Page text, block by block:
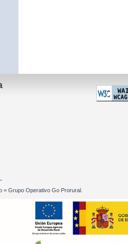
83 60 01
Grupo Operativo Go Prorural.